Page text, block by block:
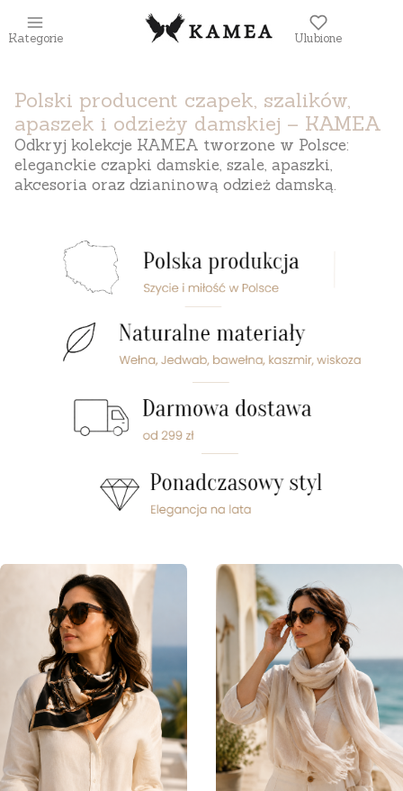
Kategorie Ulubione
Polski producent czapek, szalików,
apaszek i odzieży damskiej – KAMEA
Odkryj kolekcje KAMEA tworzone w Polsce:
eleganckie czapki damskie, szale, apaszki,
akcesoria oraz dzianinową odzież damską.